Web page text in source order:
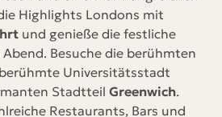
Highlights Londons mit
und genieße die festliche
Abend. Besuche die berühmten
Universitätsstadt
Stadtteil Greenwich.
Restaurants, Bars und